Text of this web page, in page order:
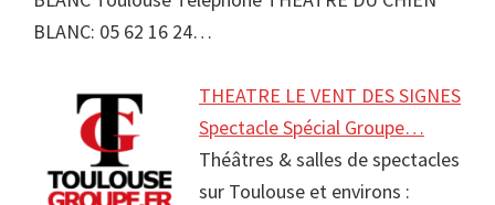
BLANC: 05 62 16 24…
THEATRE LE VENT DES SIGNES
Spectacle Spécial Groupe…
Théâtres & salles de spectacles
sur Toulouse et environs :